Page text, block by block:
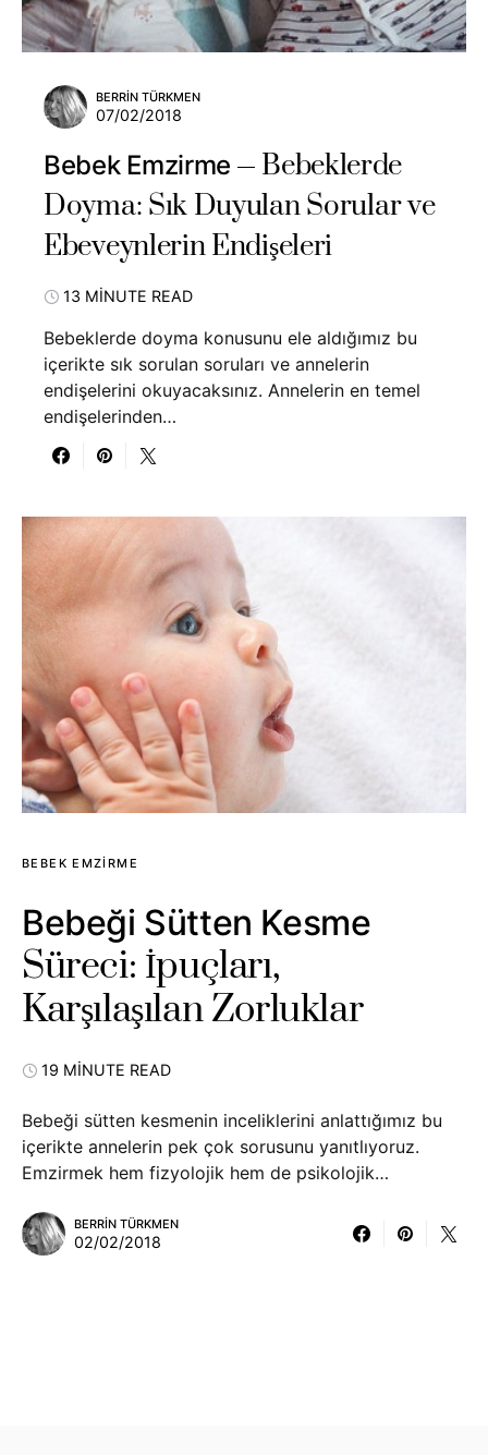
BERRIN TÜRKMEN
07/02/2018
Bebek Emzirme
Bebeklerde
Doyma: Sık Duyulan Sorular ve
Ebeveynlerin Endişeleri
13 MINUTE READ
Bebeklerde doyma konusunu ele aldığımız bu
içerikte sık sorulan soruları ve annelerin
endişelerini okuyacaksınız. Annelerin en temel
endişelerinden…
BEBEK EMZIRME
Bebeği Sütten Kesme
Süreci: İpuçları,
Karşılaşılan Zorluklar
19 MINUTE READ
Bebeği sütten kesmenin inceliklerini anlattığımız bu
içerikte annelerin pek çok sorusunu yanıtlıyoruz.
Emzirmek hem fizyolojik hem de psikolojik…
BERRIN TÜRKMEN
02/02/2018